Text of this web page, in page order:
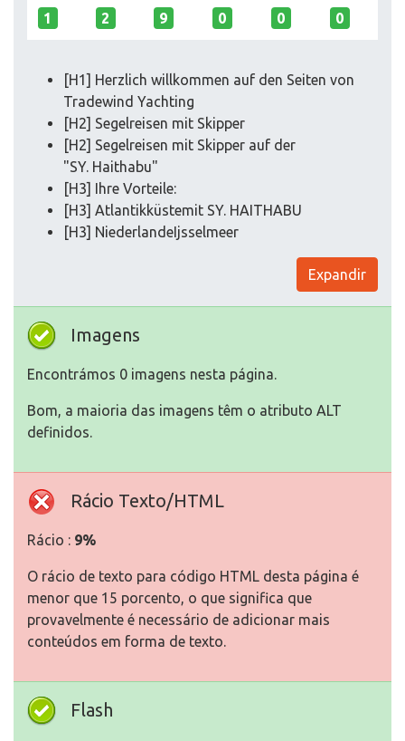
1 2 9 0 0 0
[H1] Herzlich willkommen auf den Seiten von
Tradewind Yachting
[H2] Segelreisen mit Skipper
[H2] Segelreisen mit Skipper auf der
"SY. Haithabu"
[H3] Ihre Vorteile:
[H3] Atlantikküstemit SY. HAITHABU
[H3] NiederlandeIjsselmeer
Expandir
Imagens
Encontrámos 0 imagens nesta página.
Bom, a maioria das imagens têm o atributo ALT
definidos.
Rácio Texto/HTML
Rácio : 9%
O rácio de texto para código HTML desta página é
menor que 15 porcento, o que significa que
provavelmente é necessário de adicionar mais
conteúdos em forma de texto.
Flash